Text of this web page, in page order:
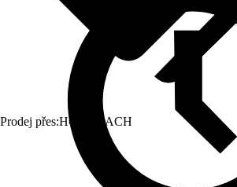
Prodej přes:HORNBACH